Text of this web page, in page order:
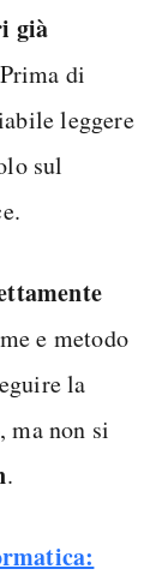
già
Prima di
leggere
sul
e metodo
la
ma non si
.